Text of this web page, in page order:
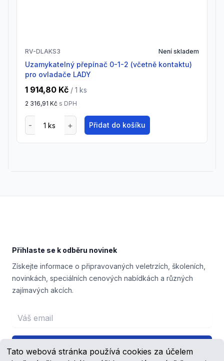
Tato webová stránka používá cookies za účelem
RV-DLAKS3 Není skladem
uzamykatelný přepínač 0-1-2 (včetně kontaktu)
pro ovladače LADY
1 914,80 Kč / 1 ks
2 316,91 Kč s DPH
Přidat do košíku
Přihlaste se k odběru novinek
Získejte informace o připravovaných veletrzích, školeních,
novinkách, speciálních cenových nabídkách a různých
zajímavých akcích.
Email address
Přihlášení